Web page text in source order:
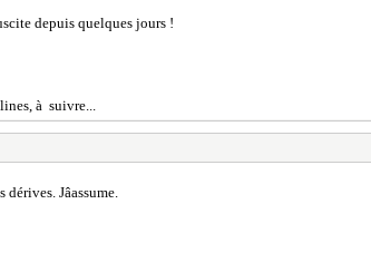
depuis quelques jours !
à suivre...
Jâassume.